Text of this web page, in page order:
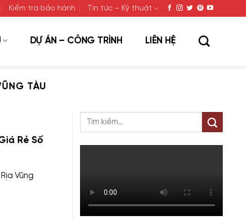
Kiểm tra bảo hành Tin tức – Kỹ thuật
DỰ ÁN – CÔNG TRÌNH LIÊN HỆ
TÀU
Rẻ Số
Vũng